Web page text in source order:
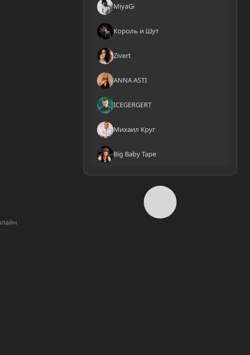
MiyaGi
Король и Шут
Zivert
ANNA ASTI
ICEGERGERT
Михаил Круг
Big Baby Tape